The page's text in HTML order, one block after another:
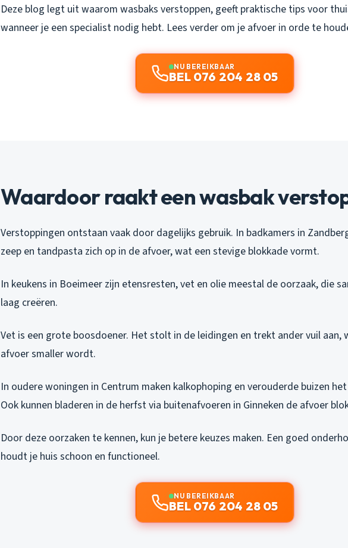
Deze blog legt uit waarom wasbaks verstoppen, geeft praktische tips voor
wanneer je een specialist nodig hebt. Lees verder om je afvoer in orde te
NU BEREIKBAAR
BEL 076 204 28 05
Waardoor raakt een wasbak
Verstoppingen ontstaan vaak door dagelijks gebruik. In badkamers in
zeep en tandpasta zich op in de afvoer, wat een stevige blokkade vormt.
In keukens in Boeimeer zijn etensresten, vet en olie meestal de oorzaak, die
laag creëren.
Vet is een grote boosdoener. Het stolt in de leidingen en trekt ander vuil aan,
afvoer smaller wordt.
In oudere woningen in Centrum maken kalkophoping en verouderde buizen
Ook kunnen bladeren in de herfst via buitenafvoeren in Ginneken de afvoer
Door deze oorzaken te kennen, kun je betere keuzes maken. Een goed
houdt je huis schoon en functioneel.
NU BEREIKBAAR
BEL 076 204 28 05